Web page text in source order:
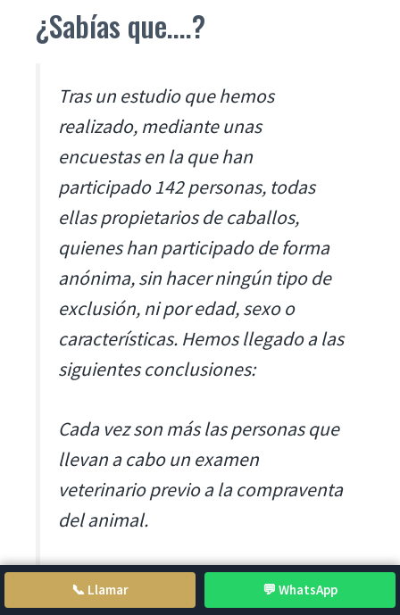
¿Sabías que....?
Tras un estudio que hemos
realizado, mediante unas
encuestas en la que han
participado 142 personas, todas
ellas propietarios de caballos,
quienes han participado de forma
anónima, sin hacer ningún tipo de
exclusión, ni por edad, sexo o
características. Hemos llegado a las
siguientes conclusiones:
Cada vez son más las personas que
llevan a cabo un examen
veterinario previo a la compraventa
del animal.
Cada vez son más las personas que
para la compraventa de un caballo
📞 Llamar 💬 WhatsApp